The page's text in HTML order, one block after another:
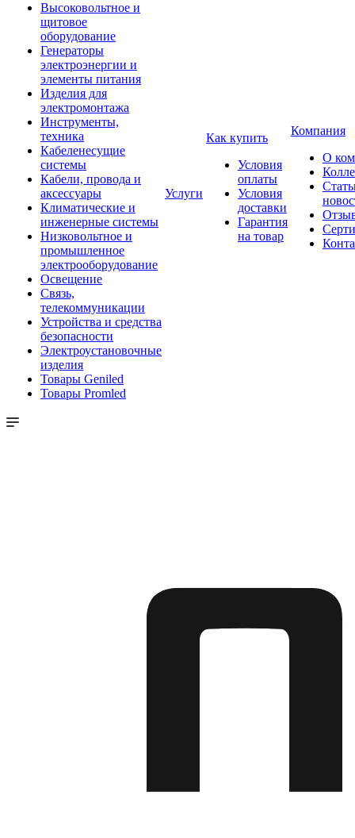
Высоковольтное и
щитовое
оборудование
Генераторы
электроэнергии и
элементы питания
Изделия для
электромонтажа
Инструменты,
техника
Кабеленесущие
системы
Кабели, провода и
аксессуары
Климатические и
инженерные системы
Низковольтное и
промышленное
электрооборудование
Освещение
Связь,
телекоммуникации
Устройства и средства
безопасности
Электроустановочные
изделия
Товары Geniled
Товары Promled
Услуги
Как купить
Условия
оплаты
Условия
доставки
Гарантия
на товар
Компания
О